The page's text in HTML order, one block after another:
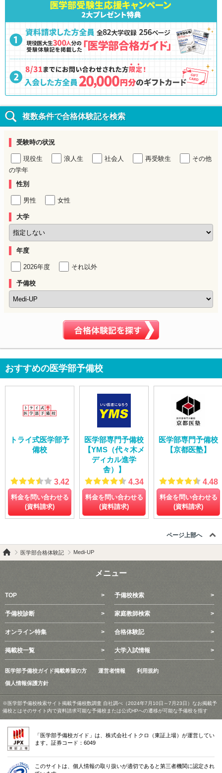
複数条件で合格体験記を検索
受験時の状況
現役生 浪人生 社会人 再受験生
その他
の学年
性別
男性 女性
大学
年度
2026年度 それ以外
予備校
おすすめの医学部予備校
トライ式医学部予
備校
3.42
料金を問い合わせる
(資料請求)
医学部専門予備校
【YMS（代々木メ
ディカル進学
舎）】
4.34
料金を問い合わせる
(資料請求)
医学部専門予備校
【京都医塾】
4.48
料金を問い合わせる
(資料請求)
ページ上部へ
医学部合格体験記 Medi-UP
メニュー
TOP 予備校検索
予備校診断 家庭教師検索
オンライン特集 合格体験記
掲載校一覧 大学入試情報
医学部予備校ガイド掲載希望の方 運営者情報 利用規約
個人情報保護方針
※医学部予備校検索サイト掲載予備校数調査 自社調べ（2024年7月10日～7月23日）なお掲載予
備校とはそのサイト内で資料請求可能な予備校または公式HPへの遷移が可能な予備校を指す
「医学部予備校ガイド」は、株式会社イトクロ（東証上場）が運営してい
ます。証券コード：6049
このサイトは、個人情報の取り扱いが適切であると第三者機関に認定され